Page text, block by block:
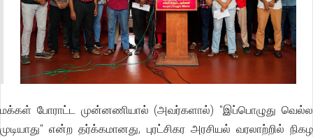
மக்கள் போராட்ட முன்னணியால் (அவர்களால்) "இப்பொழுது வெல்ல
முடியாது" என்ற தர்க்கமானது, புரட்சிகர அரசியல் வரலாற்றில் நிகழ